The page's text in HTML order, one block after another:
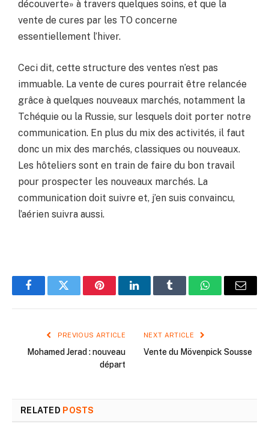
découverte» à travers quelques soins, et que la
vente de cures par les TO concerne
essentiellement l’hiver.
Ceci dit, cette structure des ventes n’est pas
immuable. La vente de cures pourrait être relancée
grâce à quelques nouveaux marchés, notamment la
Tchéquie ou la Russie, sur lesquels doit porter notre
communication. En plus du mix des activités, il faut
donc un mix des marchés, classiques ou nouveaux.
Les hôteliers sont en train de faire du bon travail
pour prospecter les nouveaux marchés. La
communication doit suivre et, j’en suis convaincu,
l’aérien suivra aussi.
FacebookTwitter PinterestLinkedInTumblr WhatsAppEmail
PREVIOUS ARTICLE
Mohamed Jerad : nouveau
départ
NEXT ARTICLE
Vente du Mövenpick Sousse
RELATED POSTS